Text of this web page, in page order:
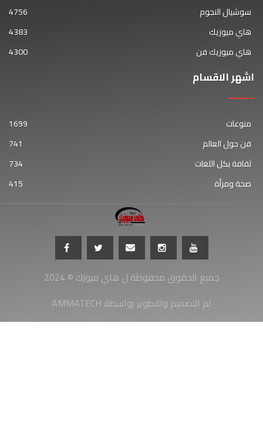
سوشيال النجوم
4756
هاي ميوزيك
4383
هاي ميوزيك فن
4300
اشهر الاقسام
منوعات
1699
فن حول العالم
741
ثقافة بكل اللغات
734
صحة ومرأة
415
جميع الحقوق محفوظة ل هاي ميوزك © 2024
AMMATECH تم التصميم والتطوير بواسطة